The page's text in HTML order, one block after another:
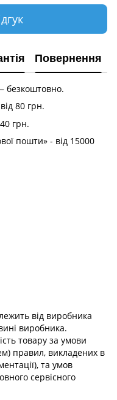
Повернення
безкоштовно.
80 грн.
грн.
пошти» - від 15000
від виробника
виробника.
товару за умови
правил, викладених в
та умов
сервісного